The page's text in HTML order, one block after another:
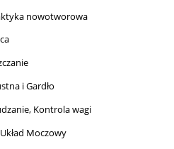
nowotworowa
i Gardło
Kontrola wagi
Moczowy